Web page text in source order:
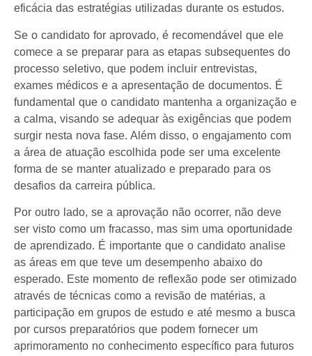
eficácia das estratégias utilizadas durante os estudos.
Se o candidato for aprovado, é recomendável que ele
comece a se preparar para as etapas subsequentes do
processo seletivo, que podem incluir entrevistas,
exames médicos e a apresentação de documentos. É
fundamental que o candidato mantenha a organização e
a calma, visando se adequar às exigências que podem
surgir nesta nova fase. Além disso, o engajamento com
a área de atuação escolhida pode ser uma excelente
forma de se manter atualizado e preparado para os
desafios da carreira pública.
Por outro lado, se a aprovação não ocorrer, não deve
ser visto como um fracasso, mas sim uma oportunidade
de aprendizado. É importante que o candidato analise
as áreas em que teve um desempenho abaixo do
esperado. Este momento de reflexão pode ser otimizado
através de técnicas como a revisão de matérias, a
participação em grupos de estudo e até mesmo a busca
por cursos preparatórios que podem fornecer um
aprimoramento no conhecimento específico para futuros